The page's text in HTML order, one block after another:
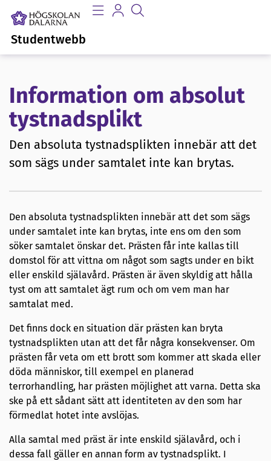
Studentwebb
Information om absolut
tystnadsplikt
Den absoluta tystnadsplikten innebär att det
som sägs under samtalet inte kan brytas.
Den absoluta tystnadsplikten innebär att det som sägs
under samtalet inte kan brytas, inte ens om den som
söker samtalet önskar det. Prästen får inte kallas till
domstol för att vittna om något som sagts under en bikt
eller enskild själavård. Prästen är även skyldig att hålla
tyst om att samtalet ägt rum och om vem man har
samtalat med.
Det finns dock en situation där prästen kan bryta
tystnadsplikten utan att det får några konsekvenser. Om
prästen får veta om ett brott som kommer att skada eller
döda människor, till exempel en planerad
terrorhandling, har prästen möjlighet att varna. Detta ska
ske på ett sådant sätt att identiteten av den som har
förmedlat hotet inte avslöjas.
Alla samtal med präst är inte enskild själavård, och i
dessa fall gäller en annan form av tystnadsplikt. I